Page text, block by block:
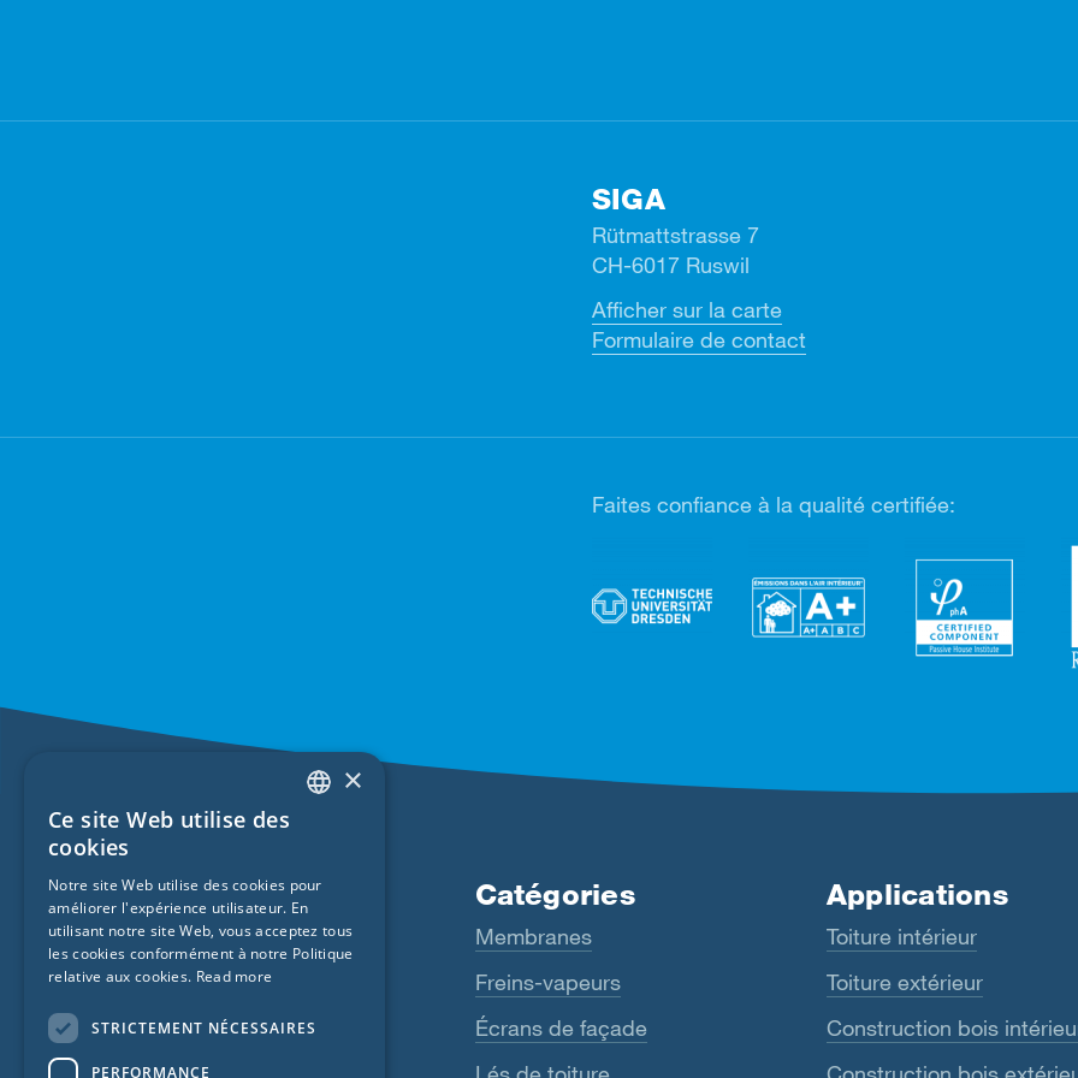
SIGA
Rütmattstrasse 7
CH-6017 Ruswil
Afficher sur la carte
Formulaire de contact
Faites confiance à la qualité certifiée:
Produits
Fentrim
Majrex
Majcoat
Catégories
Membranes
Freins-vapeurs
Écrans de façade
Applications
Toiture intérieur
Toiture extérieur
Construction bois
ENGLISH
FRENCH
CZECH
LATVIAN
×
Ce site Web utilise des
cookies
Notre site Web utilise des cookies pour
améliorer l'expérience utilisateur. En
utilisant notre site Web, vous acceptez tous
les cookies conformément à notre Politique
relative aux cookies. Read more
STRICTEMENT NÉCESSAIRES
PERFORMANCE